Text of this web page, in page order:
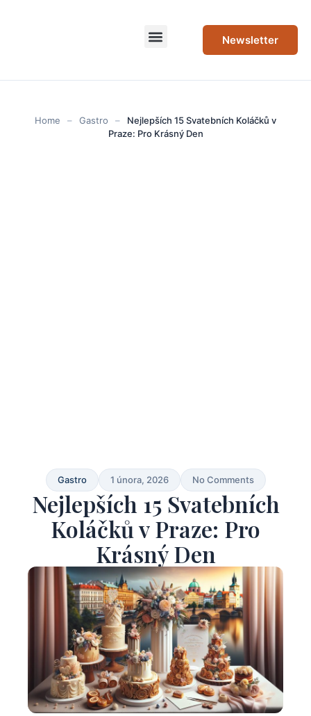
Newsletter
Home – Gastro –
Nejlepších 15 Svatebních Koláčků v
Praze: Pro Krásný Den
Gastro 1 února, 2026 No Comments
Nejlepších 15 Svatebních
Koláčků v Praze: Pro
Krásný Den